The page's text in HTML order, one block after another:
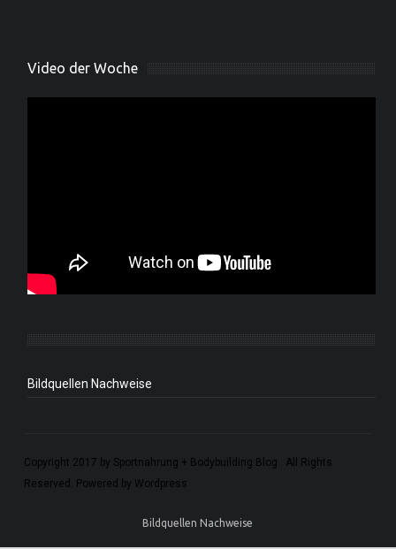
Video der Woche
Bildquellen Nachweise
Copyright 2017 by Sportnahrung + Bodybuilding Blog . All Rights
Reserved. Powered by Wordpress
Bildquellen Nachweise